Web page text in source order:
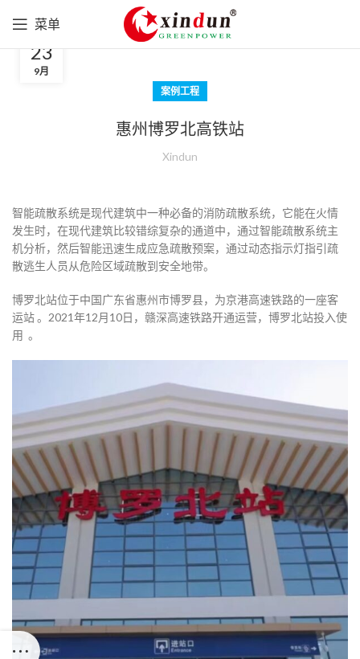
菜单
案例工程
惠州博罗北高铁站
Xindun
23
9月
智能疏散系统是现代建筑中一种必备的消防疏散系统，它能在火情
发生时，在现代建筑比较错综复杂的通道中，通过智能疏散系统主
机分析，然后智能迅速生成应急疏散预案，通过动态指示灯指引疏
散逃生人员从危险区域疏散到安全地带。
博罗北站位于中国广东省惠州市博罗县，为京港高速铁路的一座客
运站 。2021年12月10日，赣深高速铁路开通运营，博罗北站投入使
用 。